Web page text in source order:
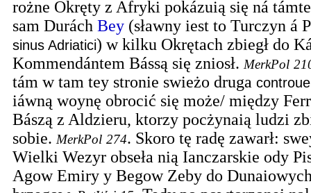
rożne Okręty z Afryki pokázuią się ná
sam Durách Bey (sławny iest to Turczyn á
sinus Adriatici) w kilku Okrętach zbiegł do
Kommendántem Bássą się zniosł. MerkPol
tám w tam tey stronie swieżo druga
iáwną woynę obrocić się może/ między
Bászą z Aldzieru, ktorzy pocżynaią ludzi
sobie. MerkPol 274. Skoro tę radę zawarł:
Wielki Wezyr obseła nią Ianczarskie ody
Agow Emiry y Begow Zeby do